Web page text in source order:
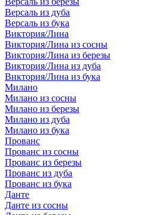
Версаль из дуба
Версаль из бука
Виктория/Лина
Виктория/Лина из сосны
Виктория/Лина из березы
Виктория/Лина из дуба
Виктория/Лина из бука
Милано
Милано из сосны
Милано из березы
Милано из дуба
Милано из бука
Прованс
Прованс из сосны
Прованс из березы
Прованс из дуба
Прованс из бука
Данте
Данте из сосны